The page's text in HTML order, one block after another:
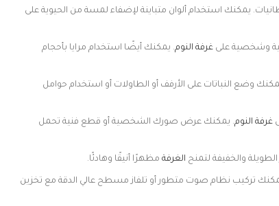
يمكنك استخدام ألوان متباينة لإضفاء لمسة من الحيوية على
وشخصية على غرفة النوم. يمكنك أيضًا استخدام مرايا بأحجام
وضع النباتات على الأرفف أو الطاولات أو استخدام حوامل
غرفة النوم. يمكنك عرض صورك الشخصية أو قطع فنية تحمل
والخفيفة لتمنح الغرفة مظهرًا أنيقًا وهادئًا.
تركيب نظام صوت متطور أو تلفاز مسطح عالي الدقة مع تخزين